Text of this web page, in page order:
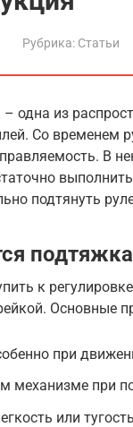
Рубрика: Статьи
– одна из
Со временем
В
подтянуть
к
Основные
при
механизме при
или